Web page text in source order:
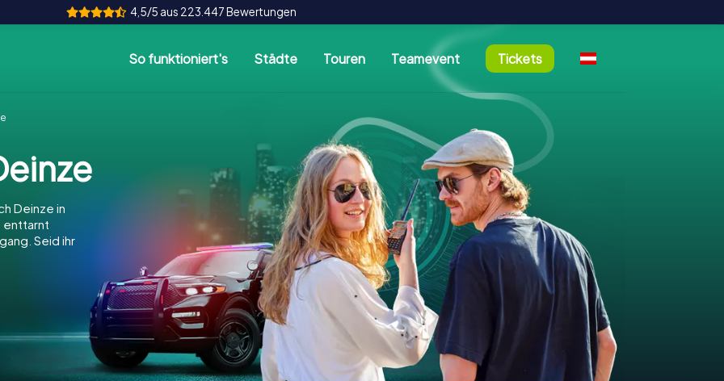
4,5/5 aus 223.447 Bewertungen
So funktioniert's Städte Touren Teamevent Tickets
Deinze in
enttarnt
Seid ihr